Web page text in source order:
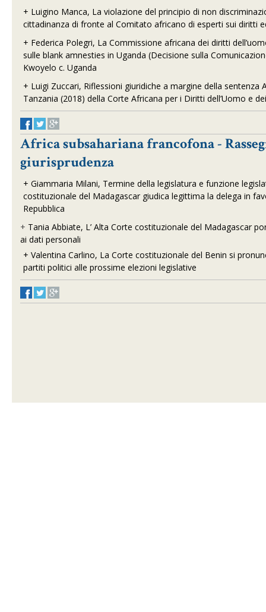
+ Luigino Manca, La violazione del principio di non
cittadinanza di fronte al Comitato africano di esperti sui diritti
+ Federica Polegri, La Commissione africana dei diritti
sulle blank amnesties in Uganda (Decisione sulla
Kwoyelo c. Uganda
+ Luigi Zuccari, Riflessioni giuridiche a margine della sentenza
Tanzania (2018) della Corte Africana per i Diritti dell’Uomo e
Africa subsahariana francofona -
giurisprudenza
+Giammaria Milani, Termine della legislatura e funzione
costituzionale del Madagascar giudica legittima la delega in
Repubblica
+ Tania Abbiate, L’ Alta Corte costituzionale del Madagascar
ai dati personali
+Valentina Carlino, La Corte costituzionale del Benin si
partiti politici alle prossime elezioni legislative